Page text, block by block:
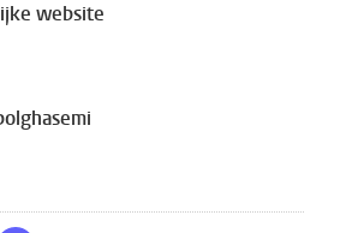
website